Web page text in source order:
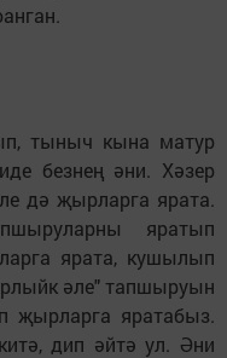
тыныч кына матур
безнең әни. Хәзер
дә җырларга ярата.
яратып
ярата, кушылып
әле" тапшыруын
җырларга яратабыз.
дип әйтә ул. Әни